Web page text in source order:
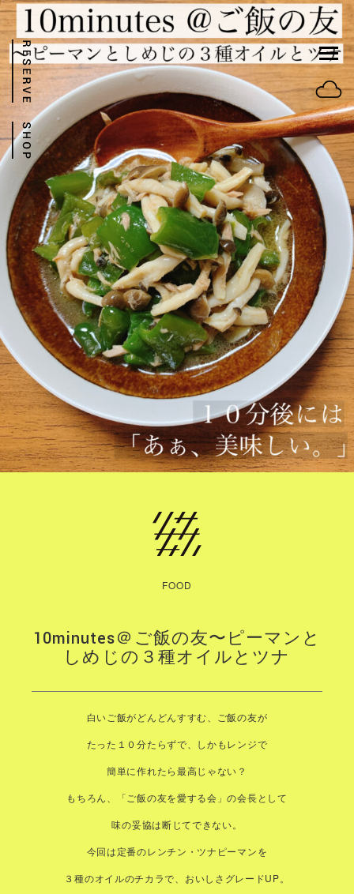
FOOD
10minutes＠ご飯の友〜ピーマンと
しめじの３種オイルとツナ
白いご飯がどんどんすすむ、ご飯の友が
たった１０分たらずで、しかもレンジで
簡単に作れたら最高じゃない？
もちろん、「ご飯の友を愛する会」の会長として
味の妥協は断じてできない。
今回は定番のレンチン・ツナピーマンを
３種のオイルのチカラで、おいしさグレードUP。